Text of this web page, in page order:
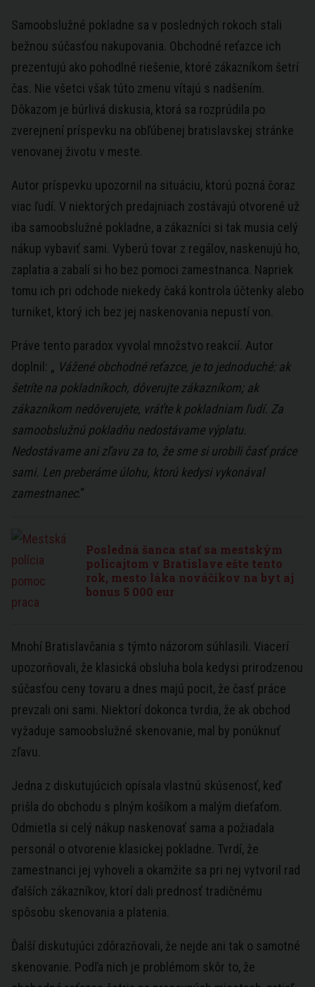
Samoobslužné pokladne sa v posledných rokoch stali
bežnou súčasťou nakupovania. Obchodné reťazce ich
prezentujú ako pohodlné riešenie, ktoré zákazníkom šetrí
čas. Nie všetci však túto zmenu vítajú s nadšením.
Dôkazom je búrlivá diskusia, ktorá sa rozprúdila po
zverejnení príspevku na obľúbenej bratislavskej stránke
venovanej životu v meste.
Autor príspevku upozornil na situáciu, ktorú pozná čoraz
viac ľudí. V niektorých predajniach zostávajú otvorené už
iba samoobslužné pokladne, a zákazníci si tak musia celý
nákup vybaviť sami. Vyberú tovar z regálov, naskenujú ho,
zaplatia a zabalí si ho bez pomoci zamestnanca. Napriek
tomu ich pri odchode niekedy čaká kontrola účtenky alebo
turniket, ktorý ich bez jej naskenovania nepustí von.
Práve tento paradox vyvolal množstvo reakcií. Autor
doplnil: „ Vážené obchodné reťazce, je to jednoduché: ak
šetríte na pokladníkoch, dôverujte zákazníkom; ak
zákazníkom nedôverujete, vráťte k pokladniam ľudí. Za
samoobslužnú pokladňu nedostávame výplatu.
Nedostávame ani zľavu za to, že sme si urobili časť práce
sami. Len preberáme úlohu, ktorú kedysi vykonával
zamestnanec.“
Posledná šanca stať sa mestským
policajtom v Bratislave ešte tento
rok, mesto láka nováčikov na byt aj
bonus 5 000 eur
Mnohí Bratislavčania s týmto názorom súhlasili. Viacerí
upozorňovali, že klasická obsluha bola kedysi prirodzenou
súčasťou ceny tovaru a dnes majú pocit, že časť práce
prevzali oni sami. Niektorí dokonca tvrdia, že ak obchod
vyžaduje samoobslužné skenovanie, mal by ponúknuť
zľavu.
Jedna z diskutujúcich opísala vlastnú skúsenosť, keď
prišla do obchodu s plným košíkom a malým dieťaťom.
Odmietla si celý nákup naskenovať sama a požiadala
personál o otvorenie klasickej pokladne. Tvrdí, že
zamestnanci jej vyhoveli a okamžite sa pri nej vytvoril rad
ďalších zákazníkov, ktorí dali prednosť tradičnému
spôsobu skenovania a platenia.
Ďalší diskutujúci zdôrazňovali, že nejde ani tak o samotné
skenovanie. Podľa nich je problémom skôr to, že